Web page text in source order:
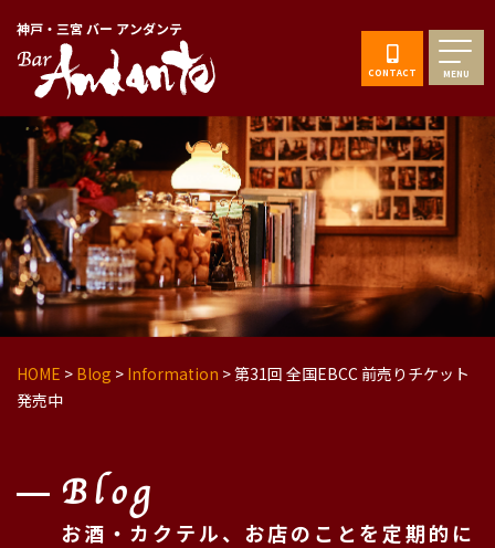
神戸・三宮 バー アンダンテ
CONTACT MENU
HOME > Blog > Information >第31回 全国EBCC 前売りチケット
発売中
Blog
お酒・カクテル、お店のことを定期的に